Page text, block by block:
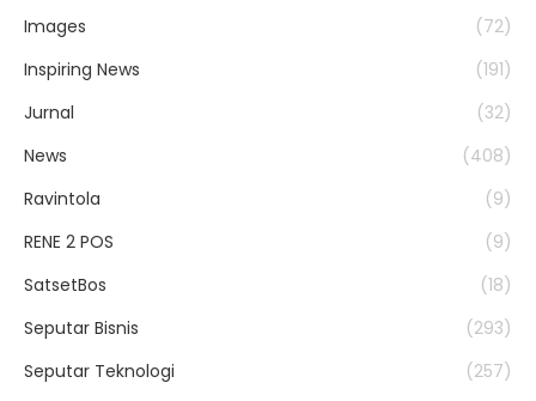
Images
(72)
Inspiring News
(191)
Jurnal
(32)
News
(408)
Ravintola
(9)
RENE 2 POS
(9)
SatsetBos
(18)
Seputar Bisnis
(293)
Seputar Teknologi
(257)